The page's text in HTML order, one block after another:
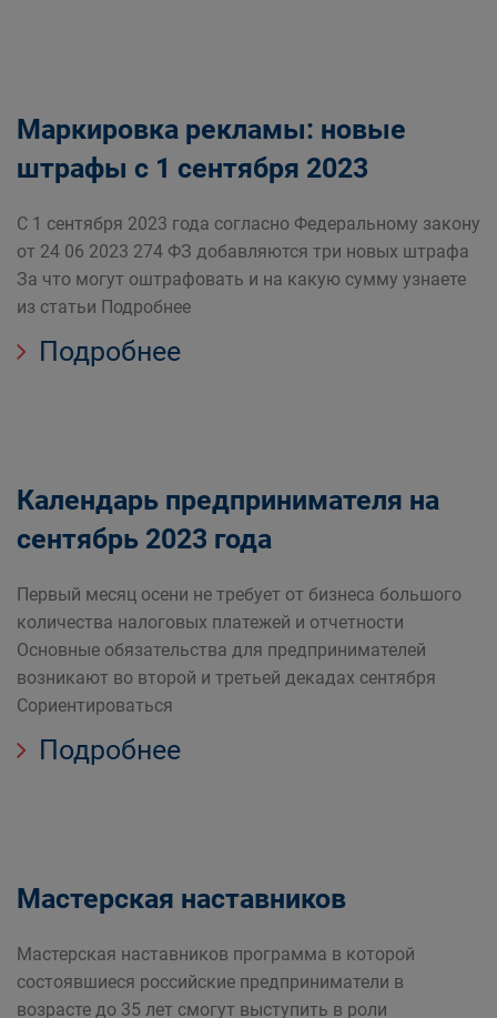
Маркировка рекламы: новые
штрафы с 1 сентября 2023
С 1 сентября 2023 года согласно Федеральному закону
от 24 06 2023 274 ФЗ добавляются три новых штрафа
За что могут оштрафовать и на какую сумму узнаете
из статьи Подробнее
Подробнее
Календарь предпринимателя на
сентябрь 2023 года
Первый месяц осени не требует от бизнеса большого
количества налоговых платежей и отчетности
Основные обязательства для предпринимателей
возникают во второй и третьей декадах сентября
Сориентироваться
Подробнее
Мастерская наставников
Мастерская наставников программа в которой
состоявшиеся российские предприниматели в
возрасте до 35 лет смогут выступить в роли